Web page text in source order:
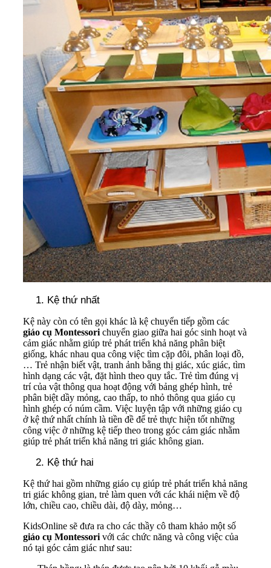
Kệ thứ nhất
Kệ này còn có tên gọi khác là kệ chuyển tiếp gồm các
giáo cụ Montessori chuyển giao giữa hai góc sinh hoạt và
cảm giác nhằm giúp trẻ phát triển khả năng phân biệt
giống, khác nhau qua công việc tìm cặp đôi, phân loại đồ,
… Trẻ nhận biết vật, tranh ảnh bằng thị giác, xúc giác, tìm
hình dạng các vật, đặt hình theo quy tắc. Trẻ tìm đúng vị
trí của vật thông qua hoạt động với bảng ghép hình, trẻ
phân biệt dầy mỏng, cao thấp, to nhỏ thông qua giáo cụ
hình ghép có núm cầm. Việc luyện tập với những giáo cụ
ở kệ thứ nhất chính là tiền đề để trẻ thực hiện tốt những
công việc ở những kệ tiếp theo trong góc cảm giác nhằm
giúp trẻ phát triển khả năng tri giác không gian.
Kệ thứ hai
Kệ thứ hai gồm những giáo cụ giúp trẻ phát triển khả năng
tri giác không gian, trẻ làm quen với các khái niệm về độ
lớn, chiều cao, chiều dài, độ dày, mỏng…
KidsOnline sẽ đưa ra cho các thầy cô tham khảo một số
giáo cụ Montessori với các chức năng và công việc của
nó tại góc cảm giác như sau: